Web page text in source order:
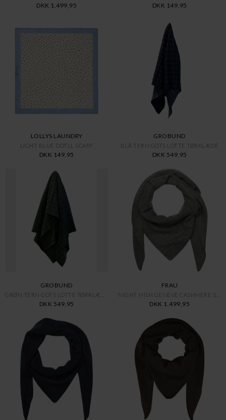
DKK 1.499,95 DKK 149,95
LOLLYS LAUNDRY
LIGHT BLUE DOTLL SCARF
DKK 149,95
GROBUND
BLÅ TERN GOTS LOTTE TØRKLÆDE
DKK 549,95
GROBUND
DKK 549,95
FRAU
DKK 1.499,95